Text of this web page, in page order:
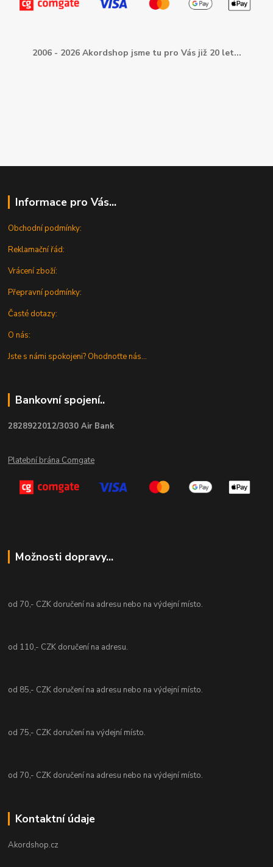
2006 - 2026 Akordshop jsme tu pro Vás již 20 let...
Informace pro Vás...
Obchodní podmínky:
Reklamační řád:
Vrácení zboží:
Přepravní podmínky:
Časté dotazy:
O nás:
Jste s námi spokojeni? Ohodnoťte nás...
Bankovní spojení..
2828922012/3030 Air Bank
Platební brána Comgate
Možnosti dopravy...
od 70,- CZK doručení na adresu nebo na výdejní místo.
od 110,- CZK doručení na adresu.
od 85,- CZK doručení na adresu nebo na výdejní místo.
od 75,- CZK doručení na výdejní místo.
od 70,- CZK doručení na adresu nebo na výdejní místo.
Kontaktní údaje
Akordshop.cz